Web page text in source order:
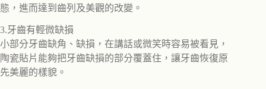
態，進而達到齒列及美觀的改變。
3.牙齒有輕微缺損
小部分牙齒缺角、缺損，在講話或微笑時容易被看見，
陶瓷貼片能夠把牙齒缺損的部分覆蓋住，讓牙齒恢復原
先美麗的樣貌。